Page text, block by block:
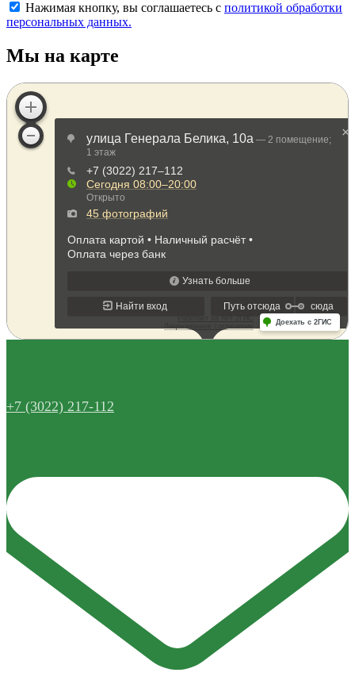
Нажимая кнопку, вы соглашаетесь с политикой обработки
персональных данных.
Мы на карте
+7 (3022) 217-112